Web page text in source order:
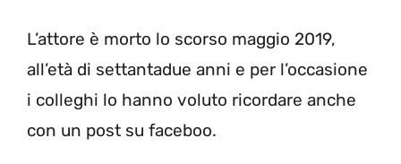
L’attore è morto lo scorso maggio 2019,
all’età di settantadue anni e per l’occasione
i colleghi lo hanno voluto ricordare anche
con un post su faceboo.